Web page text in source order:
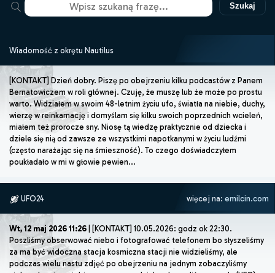
Szukaj
Wiadomość z okrętu Nautilus
[KONTAKT] Dzień dobry. Piszę po obejrzeniu kilku podcastów z Panem
Bernatowiczem w roli głównej. Czuję, że muszę lub że może po prostu
warto. Widziałem w swoim 48-letnim życiu ufo, światła na niebie, duchy,
wierzę w reinkarnację i domyślam się kilku swoich poprzednich wcieleń,
miałem też prorocze sny. Niosę tą wiedzę praktycznie od dziecka i
dziele się nią od zawsze ze wszystkimi napotkanymi w życiu ludźmi
(często narażając się na śmieszność). To czego doświadczyłem
poukładało w mi w głowie pewien...
UFO24 więcej na: emilcin.com
Wt, 12 maj 2026 11:26 | [KONTAKT] 10.05.2026: godz ok 22:30.
Poszliśmy obserwować niebo i fotografować telefonem bo słyszeliśmy
za ma być widoczna stacja kosmiczna stacji nie widzieliśmy, ale
podczas wielu nastu zdjęć po obejrzeniu na jednym zobaczyliśmy